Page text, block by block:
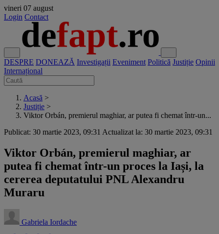
vineri 07 august
Login Contact
DESPRE DONEAZĂ Investigații Eveniment Politică Justiție Opinii
Internațional
Acasă >
Justiție >
Viktor Orbán, premierul maghiar, ar putea fi chemat într-un...
Publicat: 30 martie 2023, 09:31 Actualizat la: 30 martie 2023, 09:31
Viktor Orbán, premierul maghiar, ar
putea fi chemat într-un proces la Iași, la
cererea deputatului PNL Alexandru
Muraru
Gabriela Iordache